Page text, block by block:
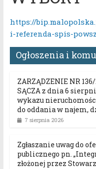
https://
i-referenda-spis-
Ogłoszenia i
ZARZĄDZENIE NR
SĄCZA z dnia 6
wykazu
do oddania w najem,
7 sierpnia 2026
Zgłaszanie uwag do
publicznego pn.
złożonej przez